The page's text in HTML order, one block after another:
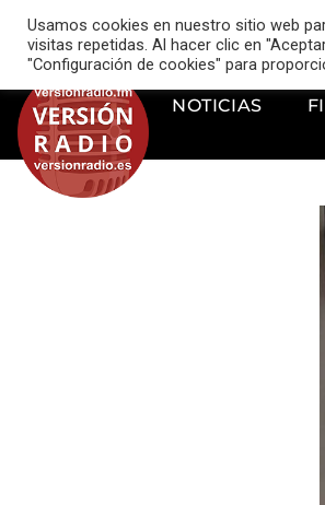
music_note VERSIÓN RADIO
NOTICIAS
Usamos cookies en nuestro sitio web
visitas repetidas. Al hacer clic en
"Configuración de cookies" para